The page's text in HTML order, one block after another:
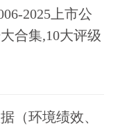
2025上市公
合集,10大评级
（环境绩效、